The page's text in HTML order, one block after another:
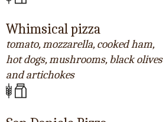
Whimsical pizza
tomato, mozzarella, cooked ham,
hot dogs, mushrooms, black olives
and artichokes